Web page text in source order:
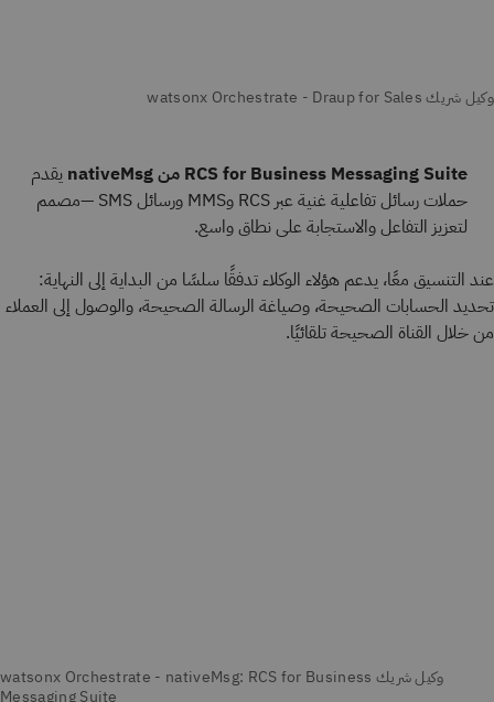
RCS for Business Messaging Suite من nativeMsg
يقدم
حملات رسائل تفاعلية غنية عبر RCS وMMS ورسائل SMS —مصمم
لتعزيز التفاعل والاستجابة على نطاق واسع.
عند التنسيق معًا، يدعم هؤلاء الوكلاء تدفقًا سلسًا من البداية إلى النهاية:
تحديد الحسابات الصحيحة، وصياغة الرسالة الصحيحة، والوصول إلى العملاء
من خلال القناة الصحيحة تلقائيًا.